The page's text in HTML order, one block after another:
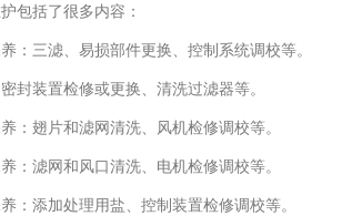
包括了很多内容：
：三滤、易损部件更换、控制系统调校等。
封装置检修或更换、清洗过滤器等。
：翅片和滤网清洗、风机检修调校等。
：滤网和风口清洗、电机检修调校等。
：添加处理用盐、控制装置检修调校等。